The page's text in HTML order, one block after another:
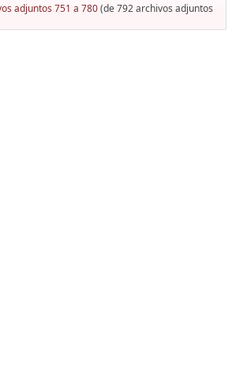
adjuntos 751 a 780(de 792 archivos adjuntos